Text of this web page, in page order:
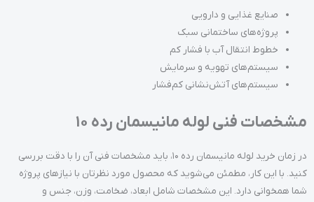
صنایع غذایی و دارویی
پروژه‌های ساختمانی سبک
خطوط انتقال آب با فشار کم
سیستم‌های تهویه و سرمایش
سیستم‌های آتش‌نشانی کم‌فشار
مشخصات فنی لوله مانیسمان رده 10
در زمان خرید لوله مانیسمان رده 10، باید مشخصات فنی آن را با دقت بررسی
کنید. با این کار، مطمئن می‌شوید که محصول مورد نظرتان با نیازهای پروژه
شما همخوانی دارد. این مشخصات شامل ابعاد، ضخامت، وزن، جنس و